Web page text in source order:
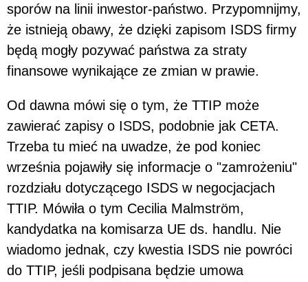
sporów na linii inwestor-państwo. Przypomnijmy,
że istnieją obawy, że dzięki zapisom ISDS firmy
będą mogły pozywać państwa za straty
finansowe wynikające ze zmian w prawie.
Od dawna mówi się o tym, że TTIP może
zawierać zapisy o ISDS, podobnie jak CETA.
Trzeba tu mieć na uwadze, że pod koniec
września pojawiły się informacje o "zamrożeniu"
rozdziału dotyczącego ISDS w negocjacjach
TTIP. Mówiła o tym Cecilia Malmström,
kandydatka na komisarza UE ds. handlu. Nie
wiadomo jednak, czy kwestia ISDS nie powróci
do TTIP, jeśli podpisana będzie umowa